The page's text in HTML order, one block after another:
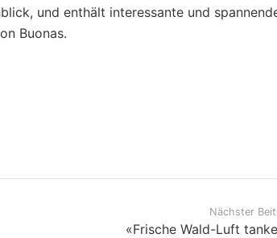
und enthält interessante und
Buonas.
Nächster
«Frische Wald-Luft